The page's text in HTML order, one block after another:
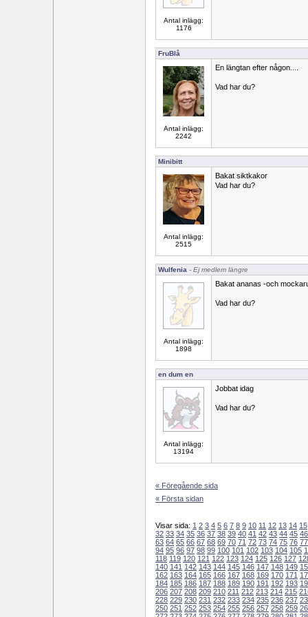
Antal inlägg:
1176
FruBlå
Antal inlägg:
2242
En längtan efter någon....
Vad har du?
Minibitt
Antal inlägg:
2515
Bakat siktkakor
Vad har du?
Wulfenia - Ej medlem längre
Antal inlägg:
1898
Bakat ananas -och
Vad har du?
en dum en
Antal inlägg:
13194
Jobbat idag
Vad har du?
« Föregående sida
« Första sidan
Visar sida: 1 2 3 4 5 6 7 8 9 10 11 12 13 14 15
32 33 34 35 36 37 38 39 40 41 42 43 44 45 46
63 64 65 66 67 68 69 70 71 72 73 74 75 76 77
94 95 96 97 98 99 100 101 102 103 104 105
118 119 120 121 122 123 124 125 126 127
140 141 142 143 144 145 146 147 148 149
162 163 164 165 166 167 168 169 170 171
184 185 186 187 188 189 190 191 192 193
206 207 208 209 210 211 212 213 214 215
228 229 230 231 232 233 234 235 236 237
250 251 252 253 254 255 256 257 258 259